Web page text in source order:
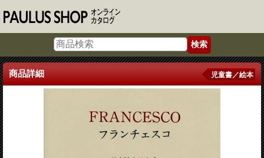
商品詳細 児童書／絵本